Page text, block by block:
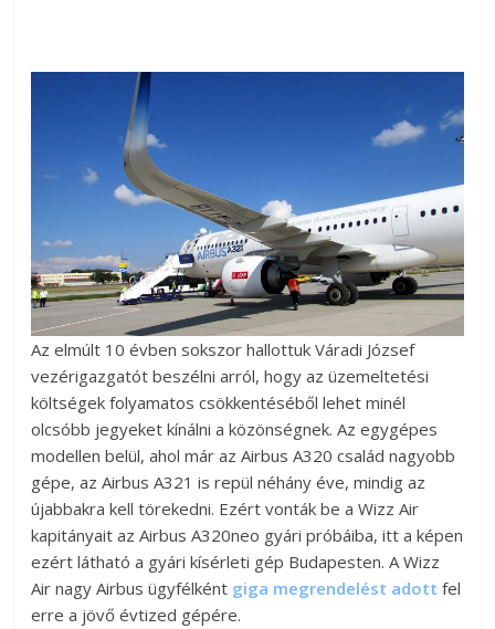
Az elmúlt 10 évben sokszor hallottuk Váradi József
vezérigazgatót beszélni arról, hogy az üzemeltetési
költségek folyamatos csökkentéséből lehet minél
olcsóbb jegyeket kínálni a közönségnek. Az egygépes
modellen belül, ahol már az Airbus A320 család nagyobb
gépe, az Airbus A321 is repül néhány éve, mindig az
újabbakra kell törekedni. Ezért vonták be a Wizz Air
kapitányait az Airbus A320neo gyári próbáiba, itt a képen
ezért látható a gyári kísérleti gép Budapesten. A Wizz
Air nagy Airbus ügyfélként giga megrendelést adott fel
erre a jövő évtized gépére.